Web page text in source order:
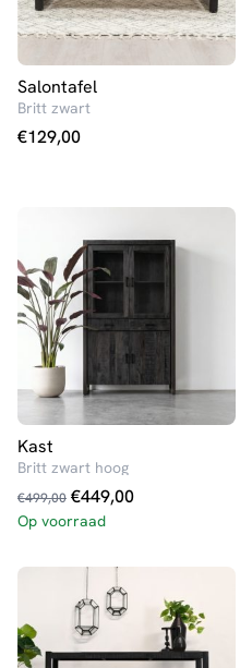
Salontafel
Britt zwart
€129,00
Kast
Britt zwart hoog
€499,00
Oorspronkelijke
prijs
€499,00.
€449,00
Huidige
prijs
€449,00.
Op voorraad